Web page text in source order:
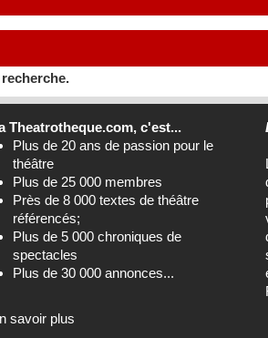
Theatrotheque.com, c'est...
Plus de 20 ans de passion pour le
théâtre
Plus de 25 000 membres
Près de 8 000 textes de théâtre
référencés;
Plus de 5 000 chroniques de
spectacles
Plus de 30 000 annonces...
savoir plus